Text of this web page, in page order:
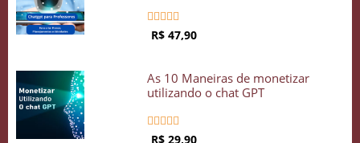
    
R$ 47,90
As 10 Maneiras de monetizar
utilizando o chat GPT
    
R$ 29,90